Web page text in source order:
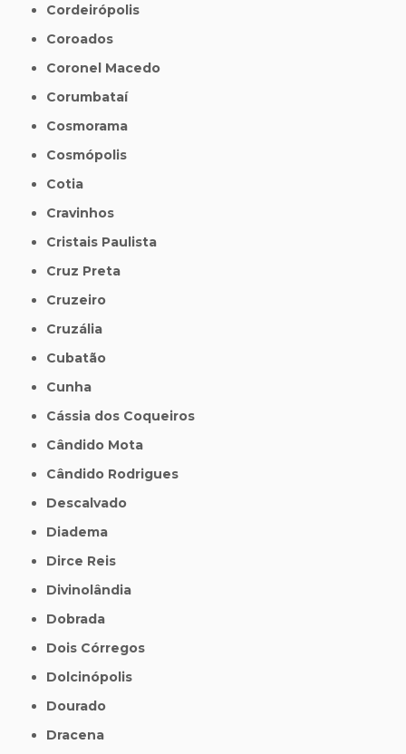
Cordeirópolis
Coroados
Coronel Macedo
Corumbataí
Cosmorama
Cosmópolis
Cotia
Cravinhos
Cristais Paulista
Cruz Preta
Cruzeiro
Cruzália
Cubatão
Cunha
Cássia dos Coqueiros
Cândido Mota
Cândido Rodrigues
Descalvado
Diadema
Dirce Reis
Divinolândia
Dobrada
Dois Córregos
Dolcinópolis
Dourado
Dracena